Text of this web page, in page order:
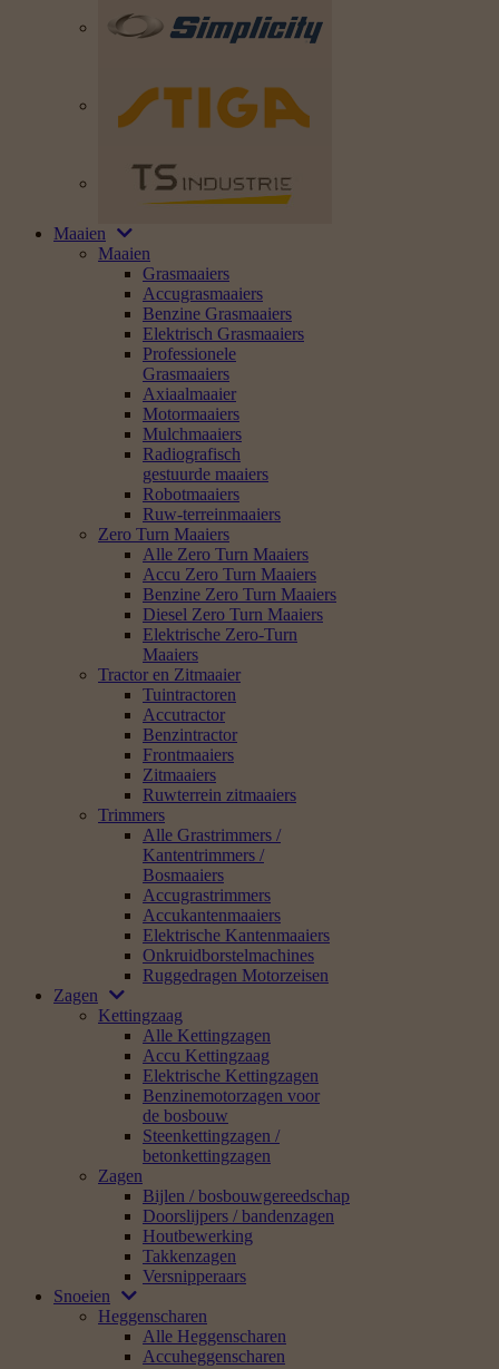
Maaien
Maaien
Grasmaaiers
Accugrasmaaiers
Benzine Grasmaaiers
Elektrisch Grasmaaiers
Professionele
Grasmaaiers
Axiaalmaaier
Motormaaiers
Mulchmaaiers
Radiografisch
gestuurde maaiers
Robotmaaiers
Ruw-terreinmaaiers
Zero Turn Maaiers
Alle Zero Turn Maaiers
Accu Zero Turn Maaiers
Benzine Zero Turn Maaiers
Diesel Zero Turn Maaiers
Elektrische Zero-Turn
Maaiers
Tractor en Zitmaaier
Tuintractoren
Accutractor
Benzintractor
Frontmaaiers
Zitmaaiers
Ruwterrein zitmaaiers
Trimmers
Alle Grastrimmers /
Kantentrimmers /
Bosmaaiers
Accugrastrimmers
Accukantenmaaiers
Elektrische Kantenmaaiers
Onkruidborstelmachines
Ruggedragen Motorzeisen
Zagen
Kettingzaag
Alle Kettingzagen
Accu Kettingzaag
Elektrische Kettingzagen
Benzinemotorzagen voor
de bosbouw
Steenkettingzagen /
betonkettingzagen
Zagen
Bijlen / bosbouwgereedschap
Doorslijpers / bandenzagen
Houtbewerking
Takkenzagen
Versnipperaars
Snoeien
Heggenscharen
Alle Heggenscharen
Accuheggenscharen